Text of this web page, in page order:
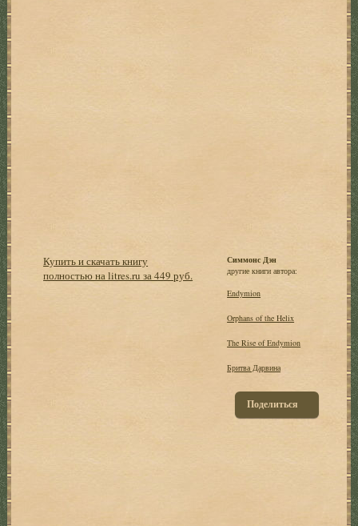
Купить и скачать книгу
полностью на litres.ru за 449 руб.
Симмонс Дэн
другие книги автора:
Endymion
Orphans of the Helix
The Rise of Endymion
Бритва Дарвина
Поделиться